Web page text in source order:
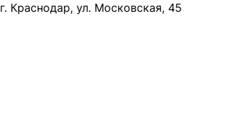
г. Краснодар, ул. Московская, 45